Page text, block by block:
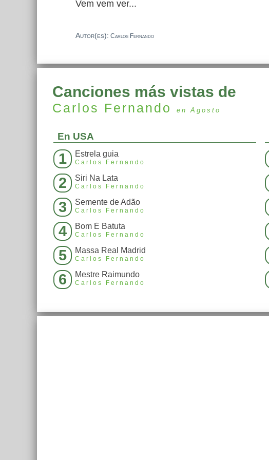
Vem vem ver...
Autor(es): Carlos Fernando
Canciones más vistas de
Carlos Fernando en Agosto
En USA
1 Estrela guia
Carlos Fernando
2 Siri Na Lata
Carlos Fernando
3 Semente de Adão
Carlos Fernando
4 Bom É Batuta
Carlos Fernando
5 Massa Real Madrid
Carlos Fernando
6 Mestre Raimundo
Carlos Fernando